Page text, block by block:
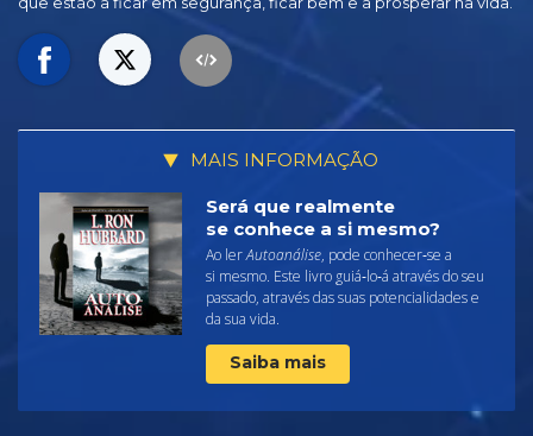
MAIS INFORMAÇÃO
Será que realmente
se conhece a si mesmo?
Ao lerAutoanálise, pode conhecer‑se a
si mesmo. Este livro guiá‑lo‑á através do seu
passado, através das suas potencialidades e
da sua vida.
Saiba mais